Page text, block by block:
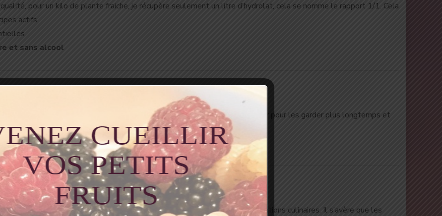
pour un kilo de plante fraiche, je récupère seulement un litre d’hydrolat, cela se nomme le rapport 1/1. Cela
actifs
et sans alcool
préférable de conserver vos hydrolats à l’abri de la lumière et de la chaleur pour les garder plus longtemps et
de diminuer l’impact des rayons UV
que soin sur la peau mais aussi l’eau de fleur d’oranger dans les préparations culinaires. Il s’avère que les